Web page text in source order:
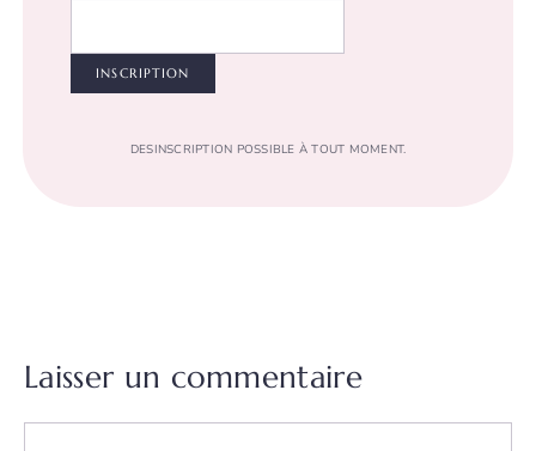
DESINSCRIPTION POSSIBLE À TOUT MOMENT.
Laisser un commentaire